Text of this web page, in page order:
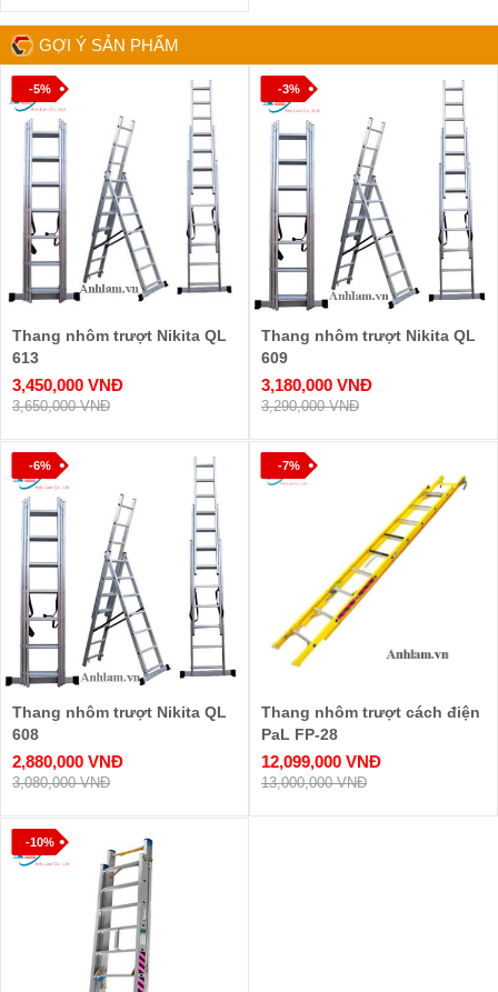
GỢI Ý SẢN PHẨM
-5%
Thang nhôm trượt Nikita QL
613
3,450,000 VNĐ
3,650,000 VNĐ
-3%
Thang nhôm trượt Nikita QL
609
3,180,000 VNĐ
3,290,000 VNĐ
-6%
Thang nhôm trượt Nikita QL
608
2,880,000 VNĐ
3,080,000 VNĐ
-7%
Thang nhôm trượt cách điện
PaL FP-28
12,099,000 VNĐ
13,000,000 VNĐ
-10%